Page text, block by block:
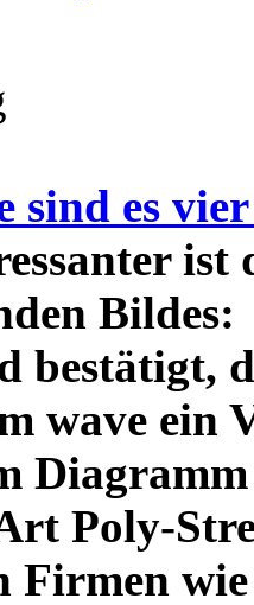
sind es
bestätigt,
wave ein
Poly-
Firmen